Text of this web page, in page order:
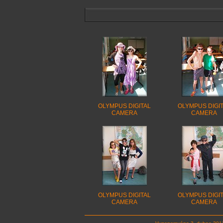
OLYMPUS DIGITAL
CAMERA
OLYMPUS
CAMERA
OLYMPUS DIGITAL
CAMERA
OLYMPUS
CAMERA